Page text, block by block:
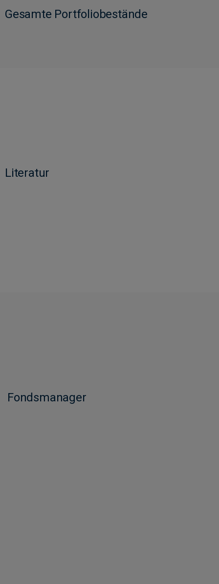
Gesamte Portfoliobestände
Literatur
Fondsmanager​​​​​​​​​​​​​​​​​​​​